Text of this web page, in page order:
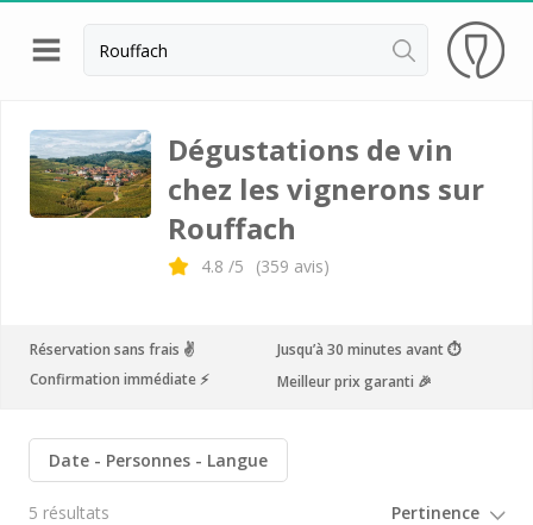
Retour
Visite cave & dégustation vin Colmar
Distilleries Alsace
Visite cave & dégustation vin Strasbourg
Cave des Hospices de Strasbourg
Domaine Jean Sipp
Domaine Paul Blanck
Dégustations de vin
chez les vignerons sur
Rouffach
4.8 /5 (359 avis)
Réservation sans frais ✌️
Jusqu’à 30 minutes avant ⏱
Confirmation immédiate ⚡️
Meilleur prix garanti 🎉
Date Personnes Langue
5 résultats